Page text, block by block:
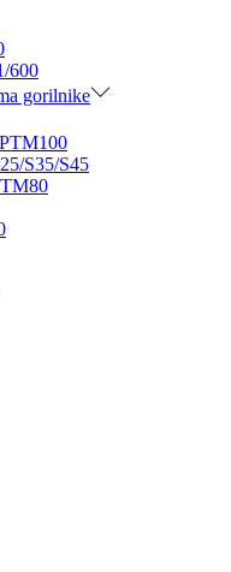
600
gorilnike
S35/S45